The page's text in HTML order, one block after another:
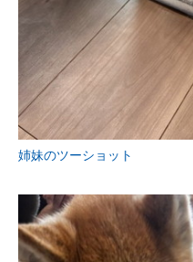
姉妹のツーショット